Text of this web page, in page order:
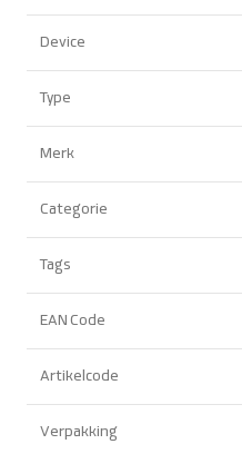
Device
Type
Merk
Categorie
Tags
EAN Code
Artikelcode
Verpakking